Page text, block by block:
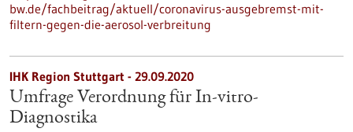
bw.de/fachbeitrag/aktuell/coronavirus-ausgebremst-mit-
filtern-gegen-die-aerosol-verbreitung
IHK Region Stuttgart - 29.09.2020
Umfrage Verordnung für In-vitro-
Diagnostika